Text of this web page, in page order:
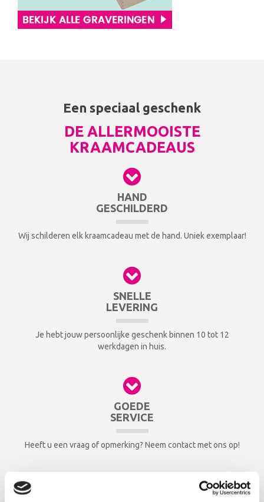
Een speciaal geschenk
DE ALLERMOOISTE
KRAAMCADEAUS
HAND
GESCHILDERD
Wij schilderen elk kraamcadeau met de hand. Uniek exemplaar!
SNELLE
LEVERING
Je hebt jouw persoonlijke geschenk binnen 10 tot 12
werkdagen in huis.
GOEDE
SERVICE
Heeft u een vraag of opmerking? Neem contact met ons op!